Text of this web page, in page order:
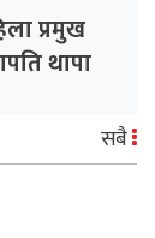
प्रमुख
थापा
सबै